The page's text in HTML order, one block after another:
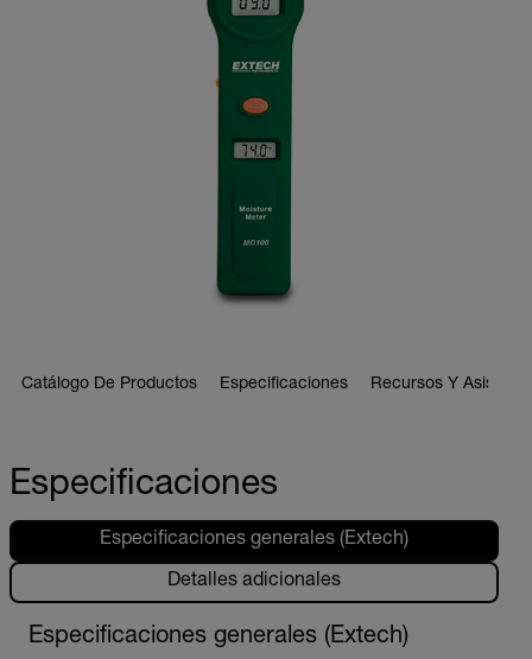
Catálogo De Productos Especificaciones Recursos Y
Especificaciones
Especificaciones generales (Extech)
Detalles adicionales
Especificaciones generales (Extech)